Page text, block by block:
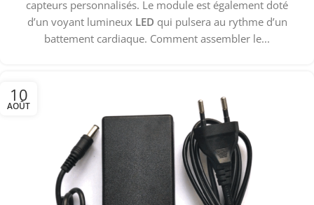
capteurs personnalisés. Le module est également doté
d’un voyant lumineux LED qui pulsera au rythme d’un
battement cardiaque. Comment assembler le...
10
AOÛT